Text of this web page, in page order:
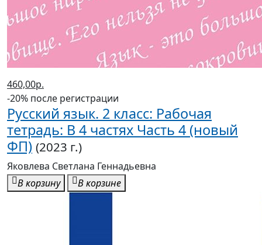
460,00р.
-20% после регистрации
Русский язык. 2 класс: Рабочая
тетрадь: В 4 частях Часть 4 (новый
ФП) (2023 г.)
Яковлева Светлана Геннадьевна
В корзину
В корзине